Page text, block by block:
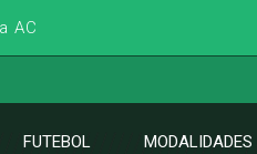
AC
FUTEBOL MODALIDADES